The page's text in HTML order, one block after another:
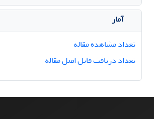
آمار
تعداد مشاهده مقاله
تعداد دریافت فایل اصل مقاله